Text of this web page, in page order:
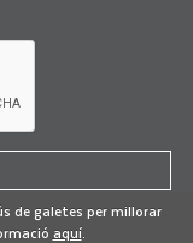
de galetes per millorar
aquí.